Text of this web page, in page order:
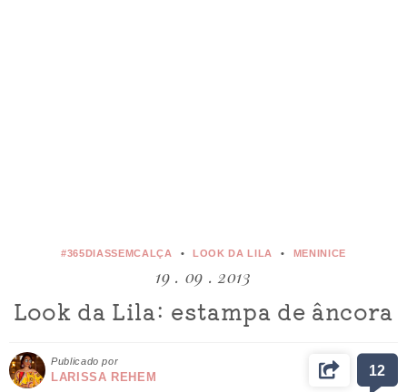
#365DIASSEMCALÇA LOOK DA LILA MENINICE
19 . 09 . 2013
Look da Lila: estampa de âncora
Publicado por
LARISSA REHEM 12